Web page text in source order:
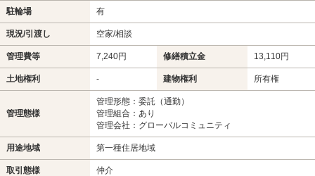
駐輪場 有
現況/引渡し 空家/相談
管理費等 7,240円 修繕積立金 13,110円
土地権利 - 建物権利 所有権
管理態様
管理形態：委託（通勤）
管理組合：あり
管理会社：グローバルコミュニティ
用途地域 第一種住居地域
取引態様 仲介